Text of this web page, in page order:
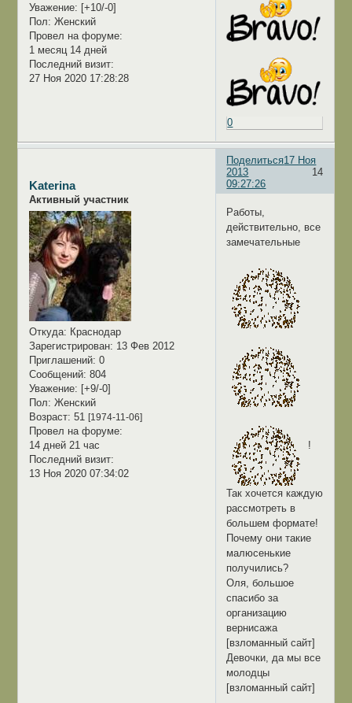
Уважение: [+10/-0]
Пол: Женский
Провел на форуме:
1 месяц 14 дней
Последний визит:
27 Ноя 2020 17:28:28
0
Поделиться
14
17 Ноя
2013
09:27:26
Katerina
Активный участник
Откуда: Краснодар
Зарегистрирован: 13 Фев 2012
Приглашений: 0
Сообщений: 804
Уважение: [+9/-0]
Пол: Женский
Возраст: 51 [1974-11-06]
Провел на форуме:
14 дней 21 час
Последний визит:
13 Ноя 2020 07:34:02
Работы,
действительно, все
замечательные
!
Так хочется каждую
рассмотреть в
большем формате!
Почему они такие
малюсенькие
получились?
Оля, большое
спасибо за
организацию
вернисажа
[взломанный сайт]
Девочки, да мы все
молодцы
[взломанный сайт]